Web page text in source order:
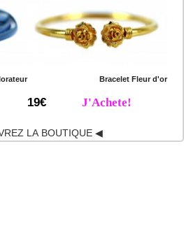
Bracelet Fleur d'or
19€ J'Achete!
LA BOUTIQUE ◀